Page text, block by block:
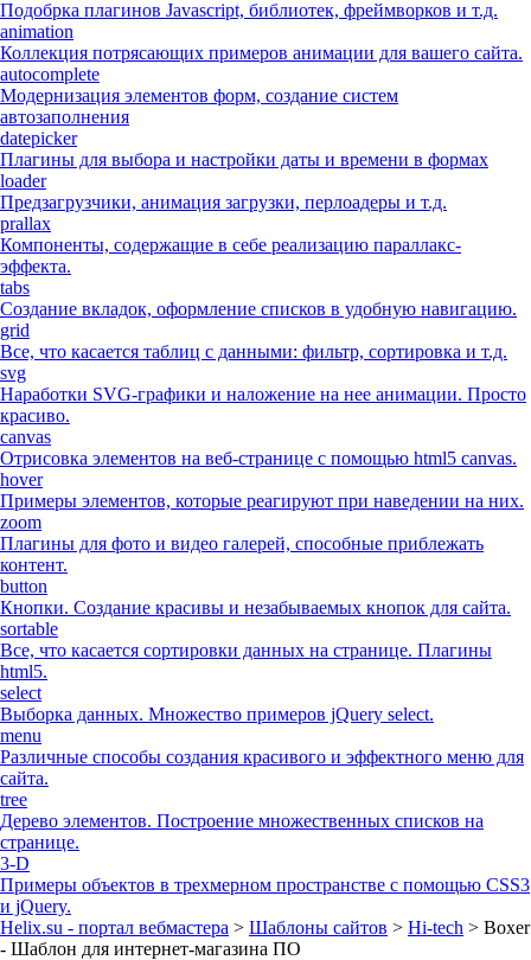
Подобрка плагинов Javascript, библиотек, фреймворков и т.д.
animation
Коллекция потрясающих примеров анимации для вашего сайта.
autocomplete
Модернизация элементов форм, создание систем
автозаполнения
datepicker
Плагины для выбора и настройки даты и времени в формах
loader
Предзагрузчики, анимация загрузки, перлоадеры и т.д.
prallax
Компоненты, содержащие в себе реализацию параллакс-
эффекта.
tabs
Создание вкладок, оформление списков в удобную навигацию.
grid
Все, что касается таблиц с данными: фильтр, сортировка и т.д.
svg
Наработки SVG-графики и наложение на нее анимации. Просто
красиво.
canvas
Отрисовка элементов на веб-странице с помощью html5 canvas.
hover
Примеры элементов, которые реагируют при наведении на них.
zoom
Плагины для фото и видео галерей, способные приблежать
контент.
button
Кнопки. Создание красивы и незабываемых кнопок для сайта.
sortable
Все, что касается сортировки данных на странице. Плагины
html5.
select
Выборка данных. Множество примеров jQuery select.
menu
Различные способы создания красивого и эффектного меню для
сайта.
tree
Дерево элементов. Построение множественных списков на
странице.
3-D
Примеры объектов в трехмерном пространстве с помощью CSS3
и jQuery.
Helix.su - портал вебмастера > Шаблоны сайтов > Hi-tech > Boxer
- Шаблон для интернет-магазина ПО